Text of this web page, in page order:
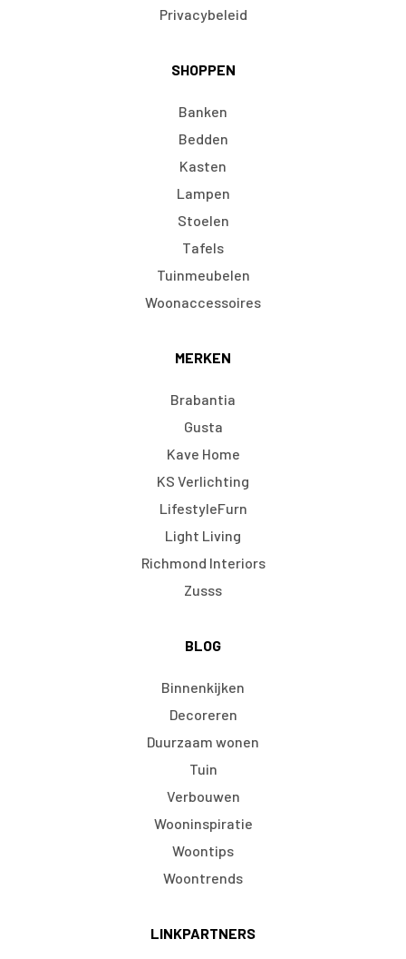
Privacybeleid
SHOPPEN
Banken
Bedden
Kasten
Lampen
Stoelen
Tafels
Tuinmeubelen
Woonaccessoires
MERKEN
Brabantia
Gusta
Kave Home
KS Verlichting
LifestyleFurn
Light Living
Richmond Interiors
Zusss
BLOG
Binnenkijken
Decoreren
Duurzaam wonen
Tuin
Verbouwen
Wooninspiratie
Woontips
Woontrends
LINKPARTNERS